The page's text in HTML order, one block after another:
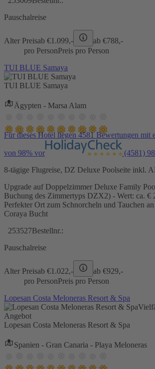
Pauschalreise
Alter Preisab €1.099,- ab €788,-
pro PersonPreis pro Person
TUI BLUE Samaya
TUI BLUE Samaya
Ägypten - Marsa Alam
Für dieses Hotel liegen 4581 Bewertungen mit
von 98% vor (4581)
8-tägige Flugreise, DZ Deluxe Poolseite inkl.
Upgrade auf Doppelzimmer Deluxe Family
Buchung des Zimmertyps DZX2) - Wert: ca. €
Perfekter Ort zum Schnorcheln und Tauchen
Coraya Bucht
253527Bestellnr.:
Pauschalreise
Alter Preisab €1.022,- ab €929,-
pro PersonPreis pro Person
Lopesan Costa Meloneras Resort & Spa
Angebot
Lopesan Costa Meloneras Resort & Spa
Spanien - Gran Canaria - Playa Meloneras